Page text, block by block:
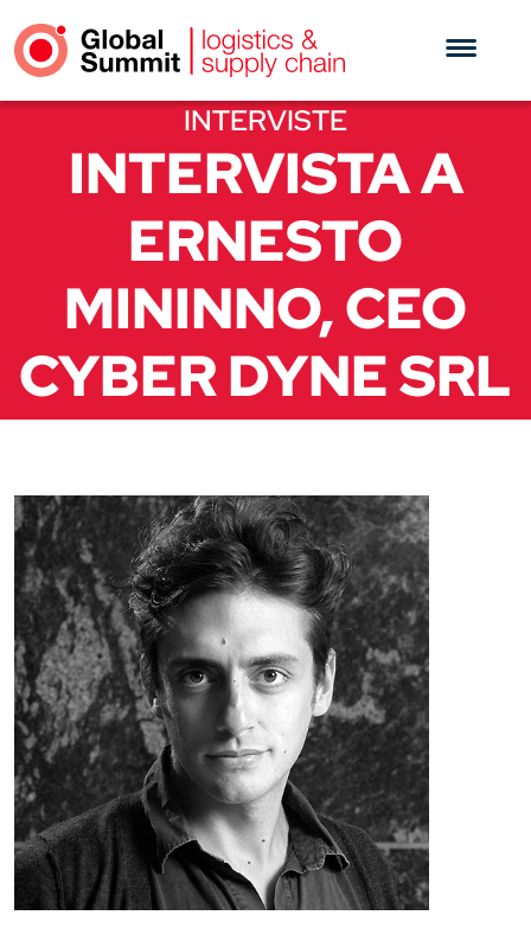
INTERVISTE
INTERVISTA A
ERNESTO
MININNO, CEO
CYBER DYNE SRL